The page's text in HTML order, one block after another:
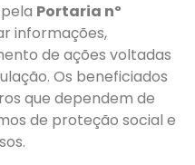
Portaria nº
informações,
de ações voltadas
Os beneficiados
que dependem de
de proteção social e